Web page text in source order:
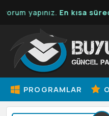
yapınız.En kısa
PROGRAMLAR